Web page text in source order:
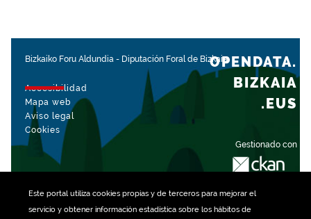
Este portal utiliza cookiespropias y de terceros para mejorar el
servicio y obtener información estadística sobre los hábitos de
Bizkaiko Foru Aldundia - Diputación Foral de Bizkaia
Accesibilidad
Mapa web
Aviso legal
Cookies
Gestionado con
OPENDATA.
BIZKAIA
.EUS